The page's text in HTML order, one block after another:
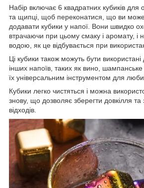
Набір включає 6 квадратних кубиків для
та щипці, щоб переконатися, що ви
додавати кубики у напої. Вони швидко
втрачаючи при цьому смаку і аромату, і
водою, як це відбувається при
Ці кубики також можуть бути
інших напоїв, таких як вино,
їх універсальним інструментом для
Кубики легко чистяться і можна
знову, що дозволяє зберегти довкілля та
відходів.